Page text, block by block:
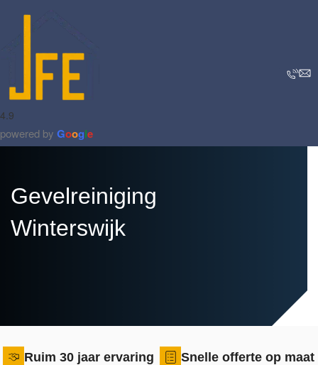
4.9
powered by Google
Gevelreiniging
Winterswijk
Ruim 30 jaar ervaring Snelle offerte op maat